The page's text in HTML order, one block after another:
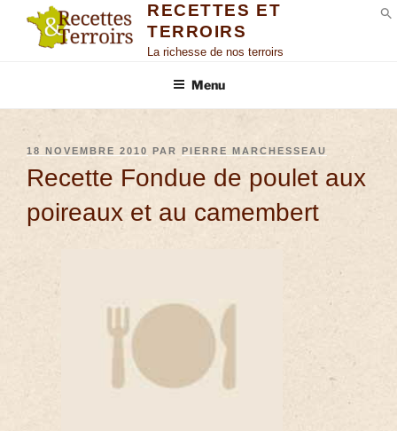
RECETTES ET
TERROIRS
La richesse de nos terroirs
Menu
18 NOVEMBRE 2010 PAR PIERRE MARCHESSEAU
Recette Fondue de poulet aux
poireaux et au camembert